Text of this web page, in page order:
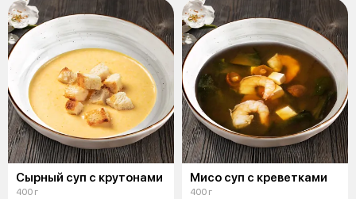
Сырный суп с крутонами
400 г
Мисо суп с креветками
400 г